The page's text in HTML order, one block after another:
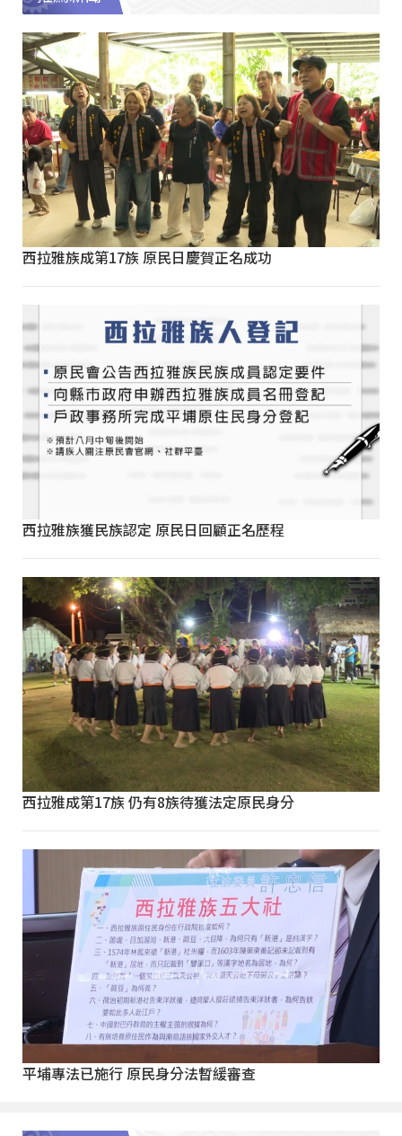
西拉雅族成第17族 原民日慶賀正名成功
西拉雅族獲民族認定 原民日回顧正名歷程
西拉雅成第17族 仍有8族待獲法定原民身分
平埔專法已施行 原民身分法暫緩審查